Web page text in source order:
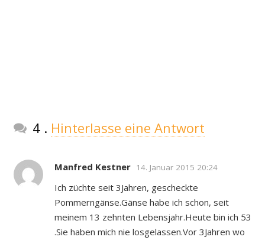
4 Kommentare
. Hinterlasse eine Antwort
Manfred Kestner 14. Januar 2015 20:24
Ich züchte seit 3Jahren, gescheckte
Pommerngänse.Gänse habe ich schon, seit
meinem 13 zehnten Lebensjahr.Heute bin ich 53
.Sie haben mich nie losgelassen.Vor 3Jahren wo